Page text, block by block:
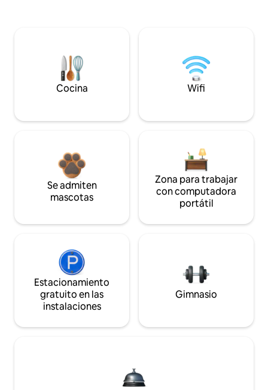
Cocina Wifi
Se admiten
mascotas
Zona para trabajar
con computadora
portátil
Estacionamiento
gratuito en las
instalaciones
Gimnasio